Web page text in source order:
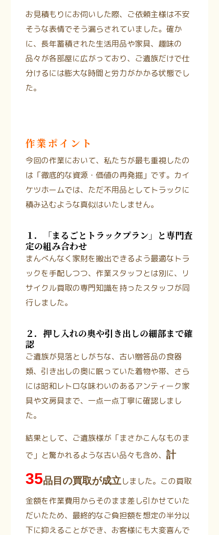
お見積もりにお伺いした際、ご依頼主様は不安
そうな表情でそう漏らされていました。確か
に、長年蓄積された生活用品や家具、趣味の
品々が各部屋に広がっており、ご遺族だけで仕
分けるには膨大な時間と労力がかかる状態でし
た。
作業ポイント
今回の作業において、私たちが最も重視したの
は「徹底的な資源・価値の再発掘」です。カイ
ケツホームでは、ただ不用品としてトラックに
積み込むような真似はいたしません。
１．「まるごとトラックプラン」と専門査
定の組み合わせ
まんべんなく家財を搬出できるよう最適なトラ
ックを手配しつつ、作業スタッフとは別に、リ
サイクル買取の専門知識を持ったスタッフが同
行しました。
２．押し入れの奥や引き出しの細部まで確
認
ご遺族が見落としがちな、古い贈答品の食器
類、引き出しの奥に眠っていた着物や帯、さら
には昭和レトロな味わいのあるアンティーク家
具や文房具まで、一点一点丁寧に確認しまし
た。
結果として、ご遺族様が「まさかこんなものま
で」と驚かれるような古い品々も含め、計
35品目の買取が成立しました。この買取
金額を作業費用からそのまま差し引かせていた
だいたため、最終的なご負担額を想定の半分以
下に抑えることができ、お客様にも大変喜んで